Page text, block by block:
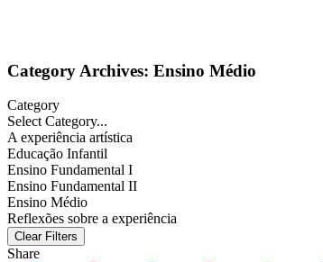
Category Archives: Ensino Médio
Category
Select Category...
A experiência artística
Educação Infantil
Ensino Fundamental I
Ensino Fundamental II
Ensino Médio
Reflexões sobre a experiência
Clear Filters
Share